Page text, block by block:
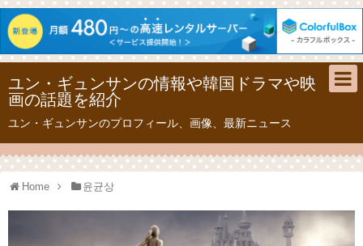
ユン・ギュンサンの情報や韓国ドラマや映
画の話題を紹介
ユン・ギュンサンのプロフィール、画像、最新ニュース
Home 윤균상